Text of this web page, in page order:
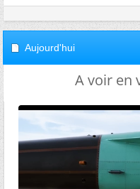
Aujourd'hui
A voir en